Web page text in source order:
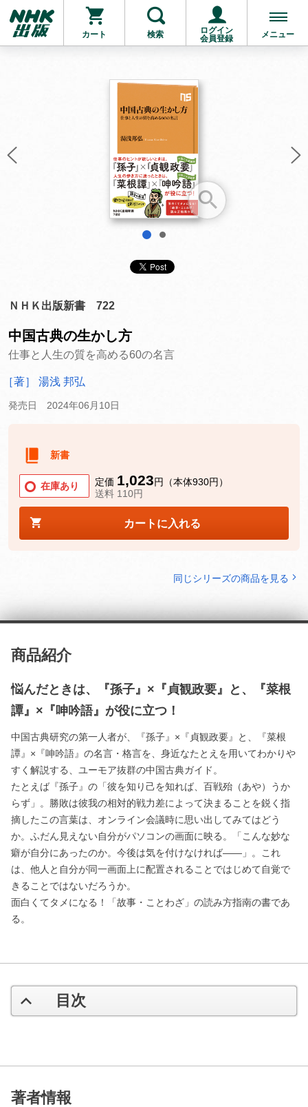
カート 検索
ログイン
会員登録
メニュー
他にも商品を買う
1
ＮＨＫ出版新書 722
中国古典の生かし方
仕事と人生の質を高める60の名言
［著］ 湯浅 邦弘
発売日 2024年06月10日
新書
在庫あり 定価 1,023円（本体930円）
送料 110円
カートに入れる
同じシリーズの商品を見る
商品紹介
悩んだときは、『孫子』×『貞観政要』と、『菜根
譚』×『呻吟語』が役に立つ！
中国古典研究の第一人者が、『孫子』×『貞観政要』と、『菜根
譚』×『呻吟語』の名言・格言を、身近なたとえを用いてわかりや
すく解説する、ユーモア抜群の中国古典ガイド。
たとえば『孫子』の「彼を知り己を知れば、百戦殆（あや）うか
らず」。勝敗は彼我の相対的戦力差によって決まることを鋭く指
摘したこの言葉は、オンライン会議時に思い出してみてはどう
か。ふだん見えない自分がパソコンの画面に映る。「こんな妙な
癖が自分にあったのか。今後は気を付けなければ――」。これ
は、他人と自分が同一画面上に配置されることではじめて自覚で
きることではないだろうか。
面白くてタメになる！「故事・ことわざ」の読み方指南の書であ
る。
目次
著者情報